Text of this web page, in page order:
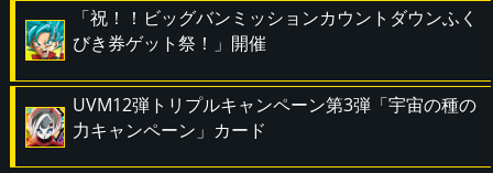
「祝！！ビッグバンミッションカウントダウンふく
びき券ゲット祭！」開催
UVM12弾トリプルキャンペーン第3弾「宇宙の種の
力キャンペーン」カード